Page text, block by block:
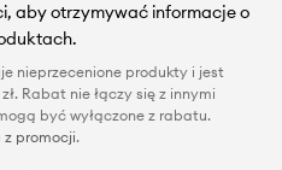
aby otrzymywać informacje o
nieprzecenione produkty i jest
Rabat nie łączy się z innymi
być wyłączone z rabatu.
z promocji.